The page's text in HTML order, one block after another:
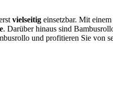
vielseitig einsetzbar. Mit
. Darüber hinaus sind
und profitieren Sie von